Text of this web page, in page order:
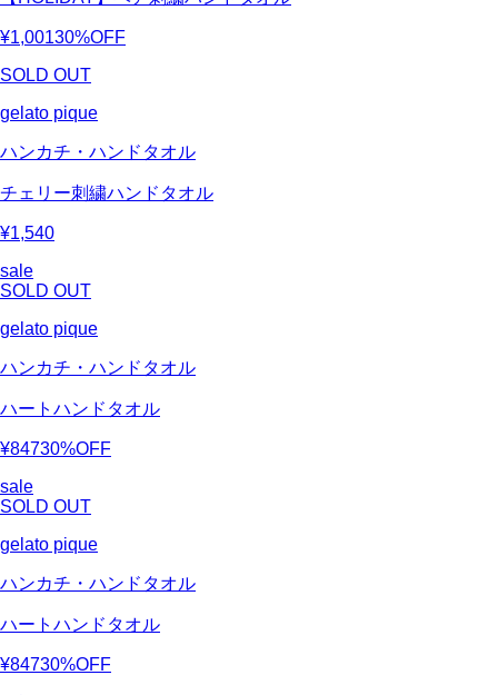
¥1,00130%OFF
SOLD OUT
gelato pique
ハンカチ・ハンドタオル
チェリー刺繍ハンドタオル
¥1,540
sale
SOLD OUT
gelato pique
ハンカチ・ハンドタオル
ハートハンドタオル
¥84730%OFF
sale
SOLD OUT
gelato pique
ハンカチ・ハンドタオル
ハートハンドタオル
¥84730%OFF